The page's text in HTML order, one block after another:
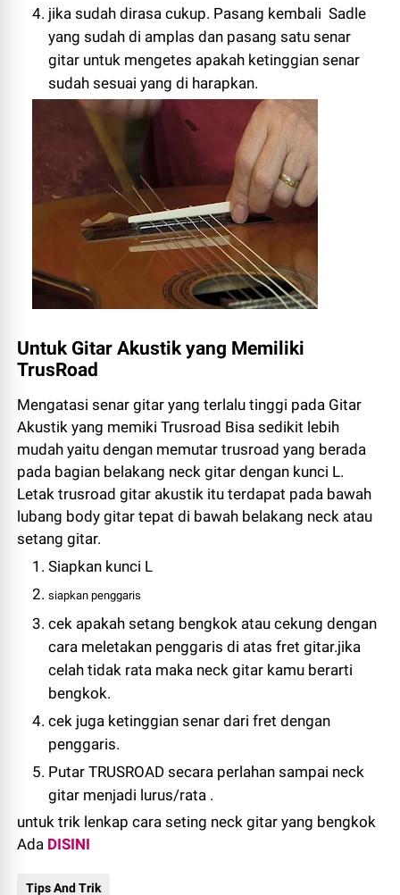
jika sudah dirasa cukup. Pasang kembali Sadle
yang sudah di amplas dan pasang satu senar
gitar untuk mengetes apakah ketinggian senar
sudah sesuai yang di harapkan.
Untuk Gitar Akustik yang Memiliki
TrusRoad
Mengatasi senar gitar yang terlalu tinggi pada Gitar
Akustik yang memiki Trusroad Bisa sedikit lebih
mudah yaitu dengan memutar trusroad yang berada
pada bagian belakang neck gitar dengan kunci L.
Letak trusroad gitar akustik itu terdapat pada bawah
lubang body gitar tepat di bawah belakang neck atau
setang gitar.
Siapkan kunci L
siapkan penggaris
cek apakah setang bengkok atau cekung dengan
cara meletakan penggaris di atas fret gitar.jika
celah tidak rata maka neck gitar kamu berarti
bengkok.
cek juga ketinggian senar dari fret dengan
penggaris.
Putar TRUSROAD secara perlahan sampai neck
gitar menjadi lurus/rata .
untuk trik lenkap cara seting neck gitar yang bengkok
Ada DISINI
Tips And Trik